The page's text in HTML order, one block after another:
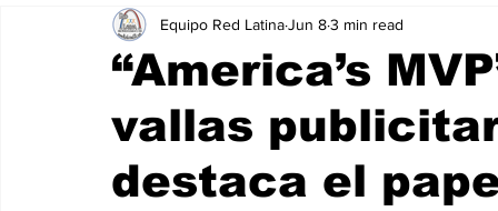
“America’s
vallas
destaca el
Equipo Red LatinaJun 83 min read